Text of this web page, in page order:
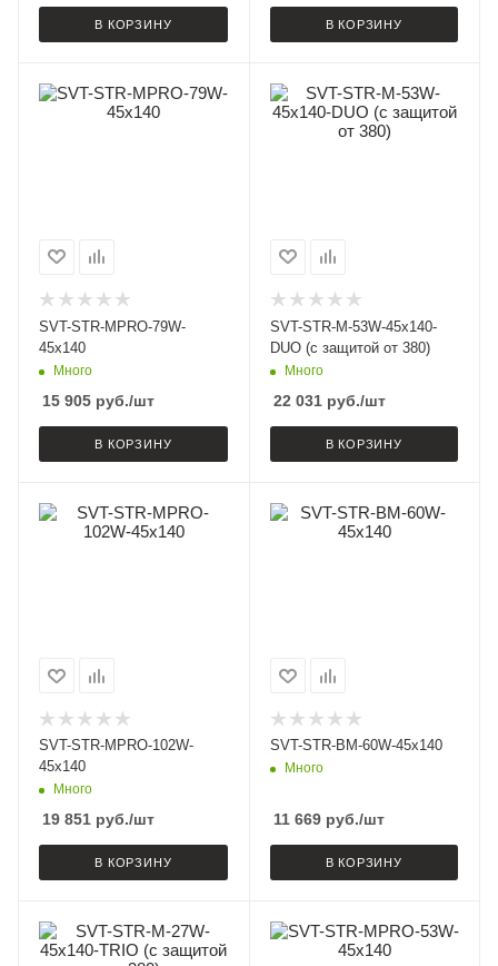
В КОРЗИНУ В КОРЗИНУ
SVT-STR-MPRO-79W-
45x140
Много
15 905 руб./шт
В КОРЗИНУ
SVT-STR-M-53W-45x140-
DUO (с защитой от 380)
Много
22 031руб./шт
В КОРЗИНУ
SVT-STR-MPRO-102W-
45x140
Много
19 851 руб./шт
В КОРЗИНУ
SVT-STR-BM-60W-45x140
Много
11 669руб./шт
В КОРЗИНУ